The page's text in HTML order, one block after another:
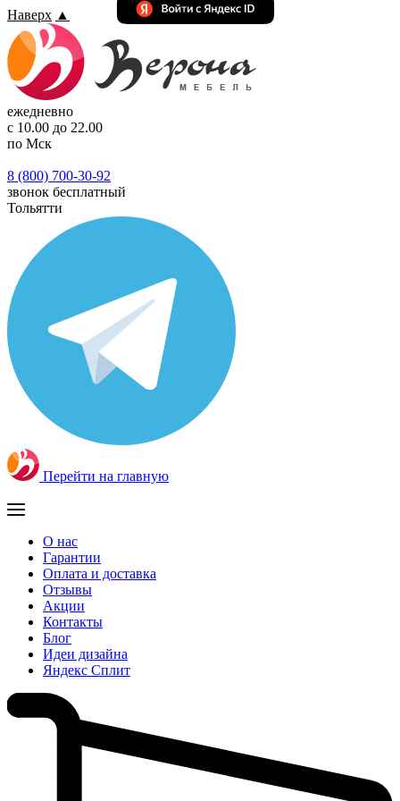
Наверх ▲
ежедневно
с 10.00 до 22.00
по Мск
8 (800) 700-30-92
звонок бесплатный
Тольятти
Перейти на главную
О нас
Гарантии
Оплата и доставка
Отзывы
Акции
Контакты
Блог
Идеи дизайна
Яндекс Сплит